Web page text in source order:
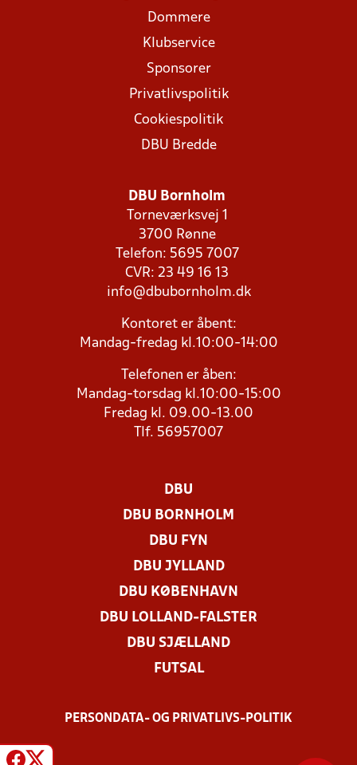
Dommere
Klubservice
Sponsorer
Privatlivspolitik
Cookiespolitik
DBU Bredde
DBU Bornholm
Torneværksvej 1
3700 Rønne
Telefon: 5695 7007
CVR: 23 49 16 13
info@dbubornholm.dk
Kontoret er åbent:
Mandag-fredag kl.10:00-14:00
Telefonen er åben:
Mandag-torsdag kl.10:00-15:00
Fredag kl. 09.00-13.00
Tlf. 56957007
DBU
DBU BORNHOLM
DBU FYN
DBU JYLLAND
DBU KØBENHAVN
DBU LOLLAND-FALSTER
DBU SJÆLLAND
FUTSAL
PERSONDATA- OG PRIVATLIVS-POLITIK